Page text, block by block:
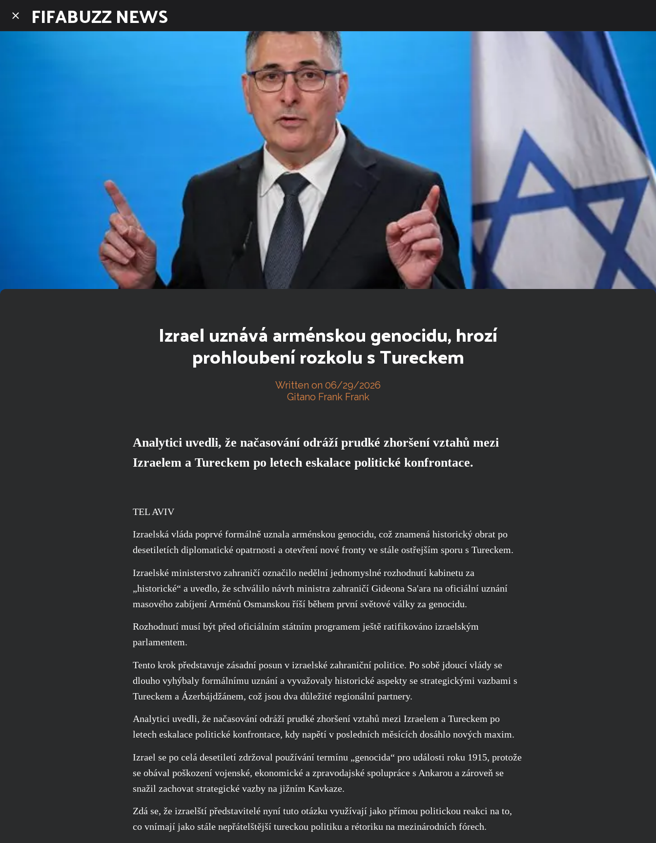
FIFABUZZ NEWS
Izrael uznává arménskou genocidu, hrozí
prohloubení rozkolu s Tureckem
Written on 06/29/2026
Gitano Frank Frank
Analytici uvedli, že načasování odráží prudké zhoršení vztahů mezi
Izraelem a Tureckem po letech eskalace politické konfrontace.
TEL AVIV
Izraelská vláda poprvé formálně uznala arménskou genocidu, což znamená historický obrat po
desetiletích diplomatické opatrnosti a otevření nové fronty ve stále ostřejším sporu s Tureckem.
Izraelské ministerstvo zahraničí označilo nedělní jednomyslné rozhodnutí kabinetu za
„historické“ a uvedlo, že schválilo návrh ministra zahraničí Gideona Sa'ara na oficiální uznání
masového zabíjení Arménů Osmanskou říší během první světové války za genocidu.
Rozhodnutí musí být před oficiálním státním programem ještě ratifikováno izraelským
parlamentem.
Tento krok představuje zásadní posun v izraelské zahraniční politice. Po sobě jdoucí vlády se
dlouho vyhýbaly formálnímu uznání a vyvažovaly historické aspekty se strategickými vazbami s
Tureckem a Ázerbájdžánem, což jsou dva důležité regionální partnery.
Analytici uvedli, že načasování odráží prudké zhoršení vztahů mezi Izraelem a Tureckem po
letech eskalace politické konfrontace, kdy napětí v posledních měsících dosáhlo nových maxim.
Izrael se po celá desetiletí zdržoval používání termínu „genocida“ pro události roku 1915, protože
se obával poškození vojenské, ekonomické a zpravodajské spolupráce s Ankarou a zároveň se
snažil zachovat strategické vazby na jižním Kavkaze.
Zdá se, že izraelští představitelé nyní tuto otázku využívají jako přímou politickou reakci na to,
co vnímají jako stále nepřátelštější tureckou politiku a rétoriku na mezinárodních fórech.